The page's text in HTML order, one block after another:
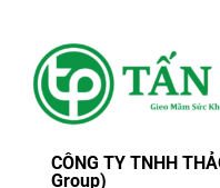
chọn
thể
CÔNG TY TNHH
Group)